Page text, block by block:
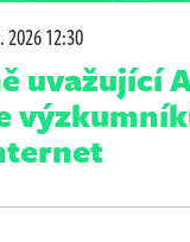
2026 12:30
uvažující